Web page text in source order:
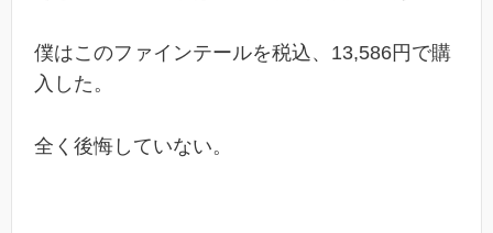
僕はこのファインテールを税込、13,586円で購
入した。
全く後悔していない。